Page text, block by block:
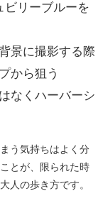
ビリーブルーを
景に撮影する際
から狙う
なくハーバーシ
う気持ちはよく分
とが、限られた時
人の歩き方です。